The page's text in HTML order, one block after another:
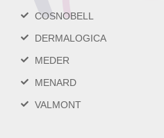
COSNOBELL
DERMALOGICA
MEDER
MENARD
VALMONT